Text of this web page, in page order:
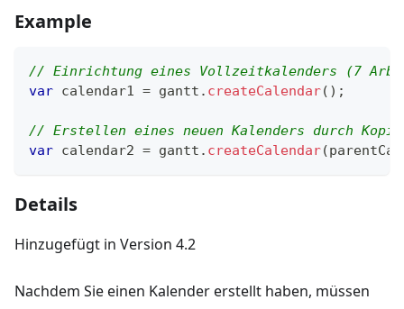
Example
// Einrichtung eines Vollzeitkalenders (7
var calendar1 = gantt . createCalendar( ) ;
// Erstellen eines neuen Kalenders durch
var calendar2 = gantt . createCalendar(
Details
Hinzugefügt in Version 4.2
Nachdem Sie einen Kalender erstellt haben, müssen